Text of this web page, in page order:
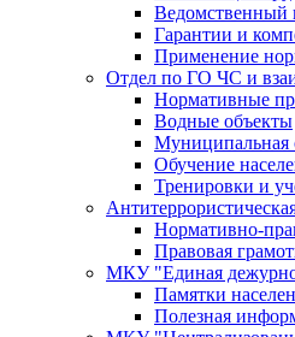
Ведомственный
Гарантии и
Применение
Отдел по ГО ЧС и
Нормативные
Водные объекты
Муниципальная
Обучение
Тренировки и
Нормативно-
Правовая
МКУ "Единая
Памятки
Полезная